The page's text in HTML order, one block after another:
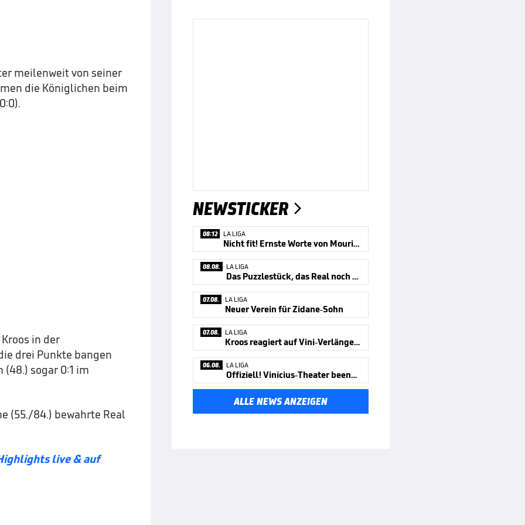
meilenweit von seiner
die Königlichen beim
in der
drei Punkte bangen
sogar 0:1 im
(55./84.) bewahrte Real
live & auf
NEWSTICKER 
08:12 LA LIGA
Nicht fit! Ernste Worte von Mourinho
08.08. LA LIGA
Das Puzzlestück, das Real noch fehlte
07.08. LA LIGA
Neuer Verein für Zidane-Sohn
07.08. LA LIGA
Kroos reagiert auf Vini-Verlängerung
06.08. LA LIGA
Offiziell! Vinícius-Theater beendet
ALLE NEWS ANZEIGEN